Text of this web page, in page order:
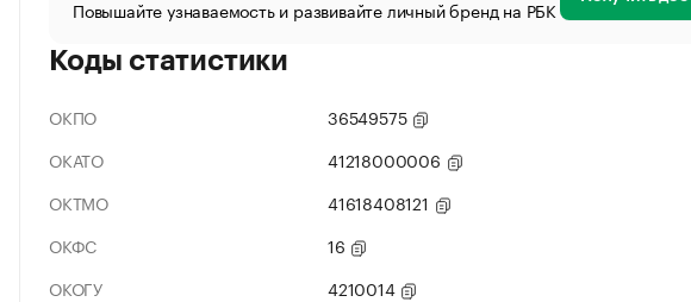
Повышайте узнаваемость и развивайте личный бренд на РБК
Коды статистики
ОКПО
36549575
ОКАТО
41218000006
ОКТМО
41618408121
ОКФС
16
ОКОГУ
4210014